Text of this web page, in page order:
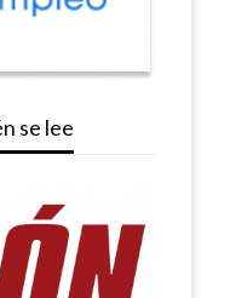
se lee